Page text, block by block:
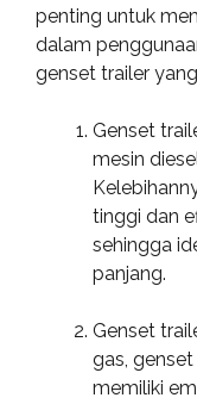
penting untuk
dalam
genset trailer
Genset
mesin
tinggi dan
sehingga
panjang.
Genset
gas,
memiliki